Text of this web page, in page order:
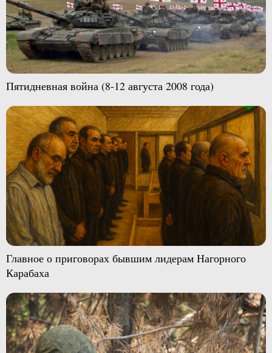
Пятидневная война (8-12 августа 2008 года)
Главное о приговорах бывшим лидерам Нагорного
Карабаха